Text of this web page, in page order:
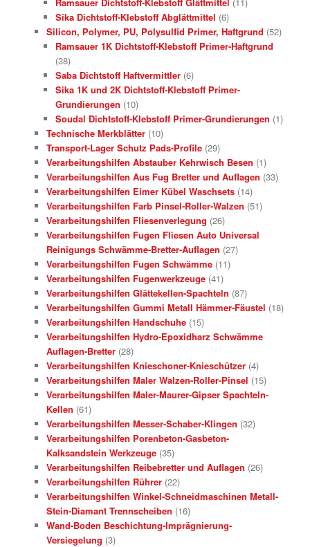
Sika Dichtstoff-Klebstoff Abglättmittel (6)
Silicon, Polymer, PU, Polysulfid Primer, Haftgrund (52)
Ramsauer 1K Dichtstoff-Klebstoff Primer-Haftgrund
(38)
Saba Dichtstoff Haftvermittler (6)
Sika 1K und 2K Dichtstoff-Klebstoff Primer-
Grundierungen (10)
Soudal Dichtstoff-Klebstoff Primer-Grundierungen (1)
Technische Merkblätter (10)
Transport-Lager Schutz Pads-Profile (29)
Verarbeitungshilfen Abstauber Kehrwisch Besen (1)
Verarbeitungshilfen Aus Fug Bretter und Auflagen (33)
Verarbeitungshilfen Eimer Kübel Waschsets (14)
Verarbeitungshilfen Farb Pinsel-Roller-Walzen (51)
Verarbeitungshilfen Fliesenverlegung (26)
Verarbeitungshilfen Fugen Fliesen Auto Universal
Reinigungs Schwämme-Bretter-Auflagen (27)
Verarbeitungshilfen Fugen Schwämme (11)
Verarbeitungshilfen Fugenwerkzeuge (41)
Verarbeitungshilfen Glättekellen-Spachteln (87)
Verarbeitungshilfen Gummi Metall Hämmer-Fäustel (18)
Verarbeitungshilfen Handschuhe (15)
Verarbeitungshilfen Hydro-Epoxidharz Schwämme
Auflagen-Bretter (28)
Verarbeitungshilfen Knieschoner-Knieschützer (4)
Verarbeitungshilfen Maler Walzen-Roller-Pinsel (15)
Verarbeitungshilfen Maler-Maurer-Gipser Spachteln-
Kellen (61)
Verarbeitungshilfen Messer-Schaber-Klingen (32)
Verarbeitungshilfen Porenbeton-Gasbeton-
Kalksandstein Werkzeuge (35)
Verarbeitungshilfen Reibebretter und Auflagen (26)
Verarbeitungshilfen Rührer (22)
Verarbeitungshilfen Winkel-Schneidmaschinen Metall-
Stein-Diamant Trennscheiben (16)
Wand-Boden Beschichtung-Imprägnierung-
Versiegelung (3)